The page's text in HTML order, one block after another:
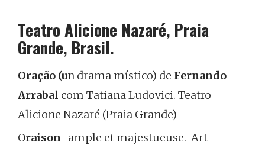
Teatro Alicione Nazaré, Praia
Grande, Brasil.
Oração (un drama místico) de Fernando
Arrabal com Tatiana Ludovici. Teatro
Alicione Nazaré (Praia Grande)
Oraison ample et majestueuse. Art